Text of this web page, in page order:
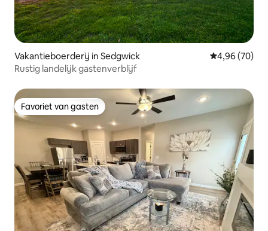
Vakantieboerderij in Sedgwick Gemiddelde
4,96 (70)
Rustig landelijk gastenverblijf
Favoriet van gasten
Favoriet van gasten